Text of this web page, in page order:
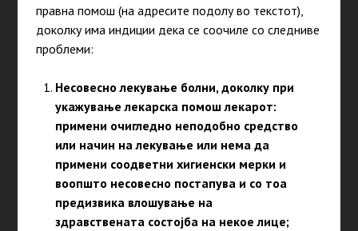
правна помош (на адресите подолу во текстот),
доколку има индиции дека се соочиле со следниве
проблеми:
Несовесно лекување болни, доколку при
укажување лекарска помош лекарот:
примени очигледно неподобно средство
или начин на лекување или нема да
примени соодвeтни хигиенски мерки и
воопшто несовесно постапува и со тоа
предизвика влошување на
здравствената состојба на некое лице;